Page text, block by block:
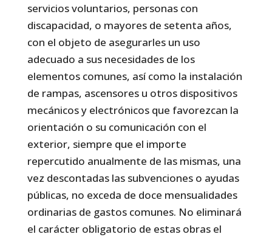
servicios voluntarios, personas con
discapacidad, o mayores de setenta años,
con el objeto de asegurarles un uso
adecuado a sus necesidades de los
elementos comunes, así como la instalación
de rampas, ascensores u otros dispositivos
mecánicos y electrónicos que favorezcan la
orientación o su comunicación con el
exterior, siempre que el importe
repercutido anualmente de las mismas, una
vez descontadas las subvenciones o ayudas
públicas, no exceda de doce mensualidades
ordinarias de gastos comunes. No eliminará
el carácter obligatorio de estas obras el